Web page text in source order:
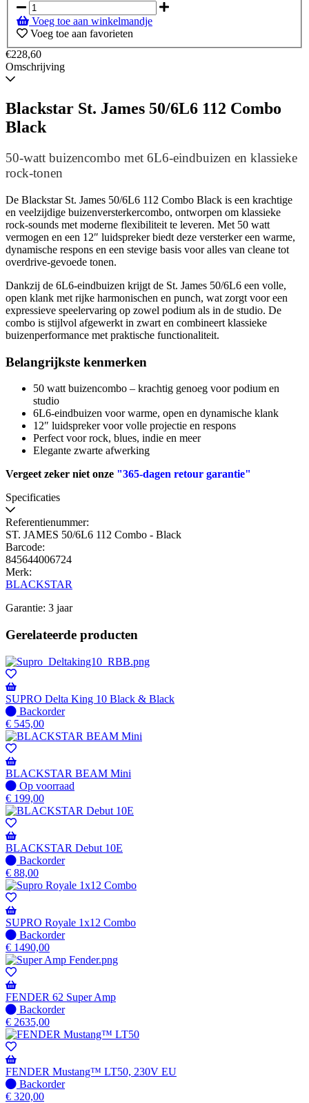
Voeg toe aan winkelmandje
Voeg toe aan favorieten
€228,60
Omschrijving
Blackstar St. James 50/6L6 112 Combo
Black
50-watt buizencombo met 6L6-eindbuizen en klassieke
rock-tonen
De Blackstar St. James 50/6L6 112 Combo Black is een krachtige
en veelzijdige buizenversterkercombo, ontworpen om klassieke
rock-sounds met moderne flexibiliteit te leveren. Met 50 watt
vermogen en een 12″ luidspreker biedt deze versterker een warme,
dynamische respons en een stevige basis voor alles van cleane tot
overdrive-gevoede tonen.
Dankzij de 6L6-eindbuizen krijgt de St. James 50/6L6 een volle,
open klank met rijke harmonischen en punch, wat zorgt voor een
expressieve speelervaring op zowel podium als in de studio. De
combo is stijlvol afgewerkt in zwart en combineert klassieke
buizenperformance met praktische functionaliteit.
Belangrijkste kenmerken
50 watt buizencombo – krachtig genoeg voor podium en
studio
6L6-eindbuizen voor warme, open en dynamische klank
12″ luidspreker voor volle projectie en respons
Perfect voor rock, blues, indie en meer
Elegante zwarte afwerking
Vergeet zeker niet onze "365-dagen retour garantie"
Specificaties
Referentienummer:
ST. JAMES 50/6L6 112 Combo - Black
Barcode:
845644006724
Merk:
BLACKSTAR
Garantie: 3 jaar
Gerelateerde producten
SUPRO Delta King 10 Black & Black
Niet
op
voorraad
-
Wordt
verzonden
wanneer
beschikbaar
Backorder
€ 545,00
BLACKSTAR BEAM Mini
Op
voorraad
Op voorraad
€ 199,00
BLACKSTAR Debut 10E
Niet
op
voorraad
-
Wordt
verzonden
wanneer
beschikbaar
Backorder
€ 88,00
SUPRO Royale 1x12 Combo
Niet
op
voorraad
-
Wordt
verzonden
wanneer
beschikbaar
Backorder
€ 1490,00
FENDER 62 Super Amp
Niet
op
voorraad
-
Wordt
verzonden
wanneer
beschikbaar
Backorder
€ 2635,00
FENDER Mustang™ LT50, 230V EU
Niet
op
Backorder
€ 320,00